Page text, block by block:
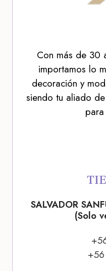
Con más de 30
importamos lo
decoración y
siendo tu aliado
SALVADOR
(Solo